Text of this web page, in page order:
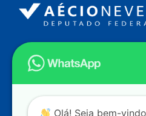
Endereço
Câmara dos Deputados
Ed.
Contato
Olá! Seja bem-